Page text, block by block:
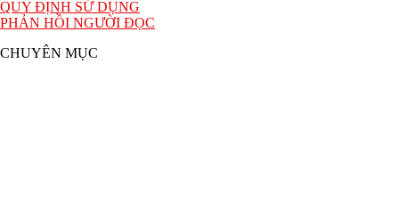
QUY ĐỊNH SỬ DỤNG
PHẢN HỒI NGƯỜI ĐỌC
CHUYÊN MỤC